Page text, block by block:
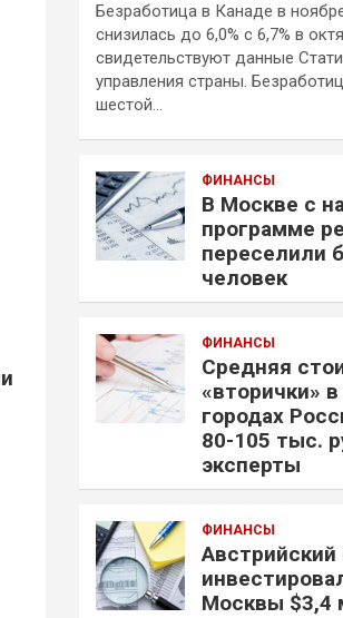
Безработица в Канаде в
снизилась до 6,0% с 6,7% в
свидетельствуют данные
управления страны.
шестой…
ФИНАНСЫ
В Москве с
программе
переселили
человек
ФИНАНСЫ
Средняя
«вторички»
городах
80-105 тыс.
эксперты
ФИНАНСЫ
Австрийский
Москвы $3,4